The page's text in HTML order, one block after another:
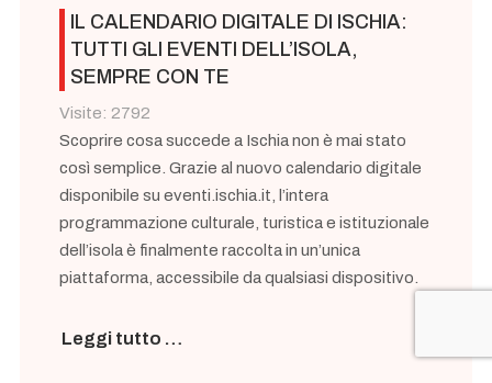
IL CALENDARIO DIGITALE DI ISCHIA:
TUTTI GLI EVENTI DELL’ISOLA,
SEMPRE CON TE
Visite: 2792
Scoprire cosa succede a Ischia non è mai stato
così semplice. Grazie al nuovo calendario digitale
disponibile su eventi.ischia.it, l’intera
programmazione culturale, turistica e istituzionale
dell’isola è finalmente raccolta in un’unica
piattaforma, accessibile da qualsiasi dispositivo.
Leggi tutto …